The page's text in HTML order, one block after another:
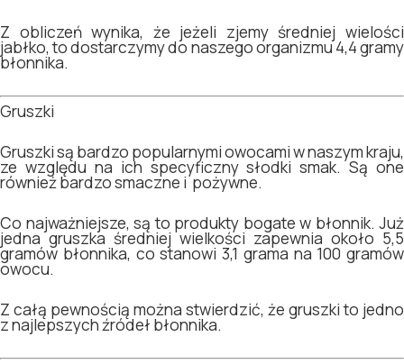
Z obliczeń wynika, że jeżeli zjemy średniej wielości
jabłko, to dostarczymy do naszego organizmu 4,4 gramy
błonnika.
Gruszki
Gruszki są bardzo popularnymi owocami w naszym kraju,
ze względu na ich specyficzny słodki smak. Są one
również bardzo smaczne i pożywne.
Co najważniejsze, są to produkty bogate w błonnik. Już
jedna gruszka średniej wielkości zapewnia około 5,5
gramów błonnika, co stanowi 3,1 grama na 100 gramów
owocu.
Z całą pewnością można stwierdzić, że gruszki to jedno
z najlepszych źródeł błonnika.